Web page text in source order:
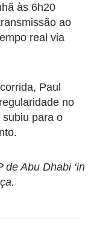
às 6h20
ao
real via
Paul
no
subiu para o
Abu Dhabi ‘in